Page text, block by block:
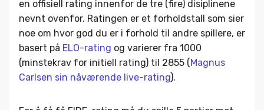
en offisiell rating innenfor de tre (fire) disiplinene
nevnt ovenfor. Ratingen er et forholdstall som sier
noe om hvor god du er i forhold til andre spillere, er
basert på ELO-rating og varierer fra 1000
(minstekrav for initiell rating) til 2855 (Magnus
Carlsen sin nåværende live-rating).